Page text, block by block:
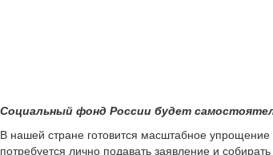
Социальный фонд России будет
В нашей стране готовится масштабное
потребуется лично подавать заявление и